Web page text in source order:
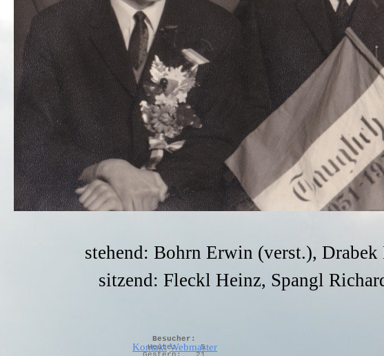
stehend: Bohrn Erwin (verst.),
sitzend: Fleckl Heinz, Spangl
Besucher:
Heute:
5
Kontakt Webmaster